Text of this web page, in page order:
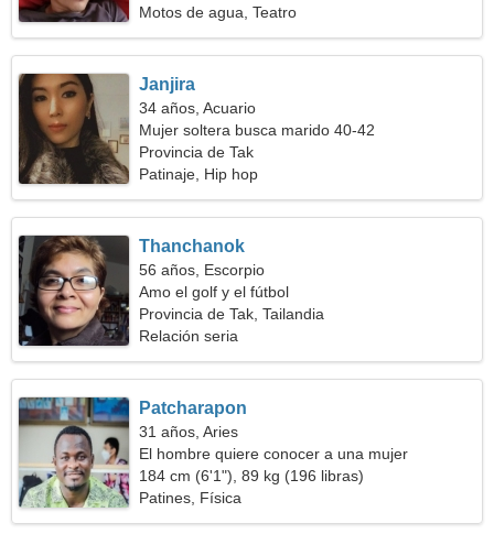
Motos de agua, Teatro
Janjira
34 años, Acuario
Mujer soltera busca marido 40-42
Provincia de Tak
Patinaje, Hip hop
Thanchanok
56 años, Escorpio
Amo el golf y el fútbol
Provincia de Tak, Tailandia
Relación seria
Patcharapon
31 años, Aries
El hombre quiere conocer a una mujer
184 cm (6'1"), 89 kg (196 libras)
Patines, Física